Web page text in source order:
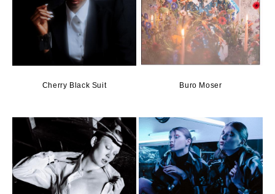
Cherry Black Suit Buro Moser